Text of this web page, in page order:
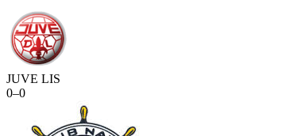
JUVE LIS
0–0